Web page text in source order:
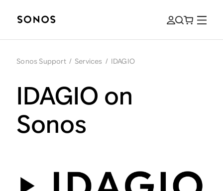
Sonos Support / Services / IDAGIO
IDAGIO on
Sonos